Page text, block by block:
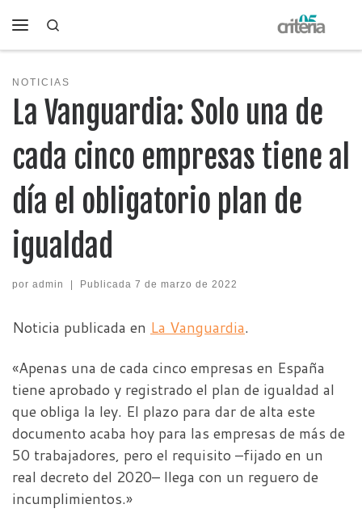
Saltar al contenido
NOTICIAS
La Vanguardia: Solo una de
cada cinco empresas tiene al
día el obligatorio plan de
igualdad
por admin Publicada 7 de marzo de 2022
Noticia publicada en La Vanguardia.
«Apenas una de cada cinco empresas en España
tiene aprobado y registrado el plan de igualdad al
que obliga la ley. El plazo para dar de alta este
documento acaba hoy para las empresas de más de
50 trabajadores, pero el requisito –fijado en un
real decreto del 2020– llega con un reguero de
incumplimientos.»